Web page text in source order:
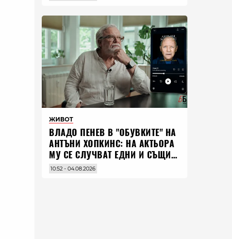
ЖИВОТ
ВЛАДO ПЕНЕВ В "ОБУВКИТЕ" НА
АНТЪНИ ХОПКИНС: НА АКТЬОРА
МУ СЕ СЛУЧВАТ ЕДНИ И СЪЩИ
НЕЩА ПО ЦЕЛИЯ СВЯТ
10:52 - 04.08.2026